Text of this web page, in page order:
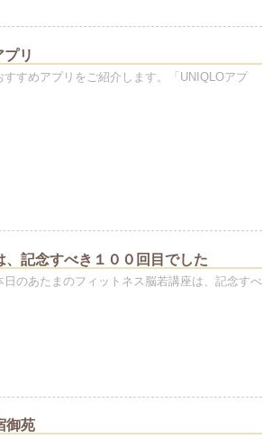
リ
すめアプリをご紹介します。「UNIQLOアプ
記念すべき１００回目でした
のあたまのフィットネス脳若講座は、記念すべ
御苑